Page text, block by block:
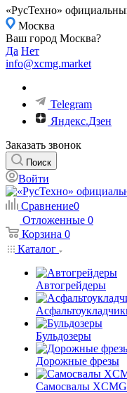
«РусТехно»
Москва
Ваш город Москва?
Да Нет
info@xcmg.market
Telegram
Яндекс.Дзен
Заказать звонок
Поиск
Войти
Сравнение0
Отложенные 0
Корзина 0
Каталог
Автогрейдеры
Бульдозеры
Дорожные фрезы
Самосвалы XCMG